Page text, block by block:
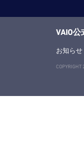
VAIO公
お知らせ
COPYRIGHT